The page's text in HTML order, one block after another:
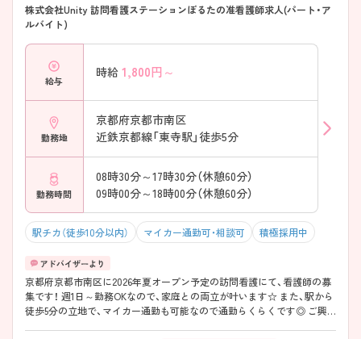
株式会社Unity 訪問看護ステーションぽるたの准看護師求人(パート・ア
ルバイト)
給与
時給 1,800円～
勤務地
京都府京都市南区
近鉄京都線「東寺駅」徒歩5分
勤務時間
08時30分～17時30分（休憩60分）
09時00分～18時00分（休憩60分）
駅チカ（徒歩10分以内） マイカー通勤可・相談可 積極採用中
京都府京都市南区に2026年夏オープン予定の訪問看護にて、看護師の募
集です！ 週1日～勤務OKなので、家庭との両立が叶います☆ また、駅から
徒歩5分の立地で、マイカー通勤も可能なので通勤らくらくです◎ ご興